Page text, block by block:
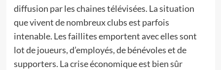
diffusion par les chaines télévisées. La situation
que vivent de nombreux clubs est parfois
intenable. Les faillites emportent avec elles sont
lot de joueurs, d’employés, de bénévoles et de
supporters. La crise économique est bien sûr